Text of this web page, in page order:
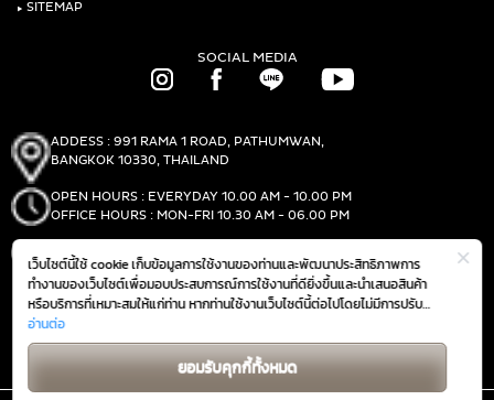
เว็บไซต์นี้ใช้ cookie เก็บข้อมูลการใช้งานของท่านและพัฒนาประสิทธิภาพการ
ทำงานของเว็บไซต์เพื่อมอบประสบการณ์การใช้งานที่ดียิ่งขึ้นและนำเสนอสินค้า
หรือบริการที่เหมาะสมให้แก่ท่าน หากท่านใช้งานเว็บไซต์นี้ต่อไปโดยไม่มีการปรับ
ตั้งค่าใดๆ ถือว่าท่านยอมรับตาม
ของเรา
อ่านต่อ
ยอมรับคุกกี้ทั้งหมด
‣ SITEMAP
SOCIAL MEDIA
ADDESS : 991 RAMA 1 ROAD, PATHUMWAN,
BANGKOK 10330, THAILAND
OPEN HOURS : EVERYDAY 10.00 AM - 10.00 PM
OFFICE HOURS : MON-FRI 10.30 AM - 06.00 PM
FAX :(+66)2-690-1000